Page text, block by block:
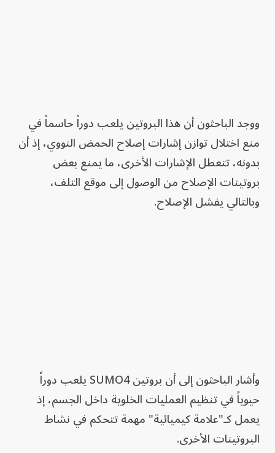
ووجد الباحثون أن هذا البروتين يلعب دوراً حاسماً في
منع اختلال توازن إشارات إصلاح الحمض النووي، إذ أن
بدونه، تتعطل الإشارات الأخرى، ما يمنع بعض
بروتينات الإصلاح من الوصول إلى موقع التلف،
وبالتالي يفشل الإصلاح.
وأشار الباحثون إلى أن بروتين SUMO4 يلعب دوراً
حيوياً في تنظيم العمليات الخلوية داخل الجسم، إذ
يعمل كـ"علامة كيميائية" مهمة تتحكم في نشاط
البروتينات الأخرى.